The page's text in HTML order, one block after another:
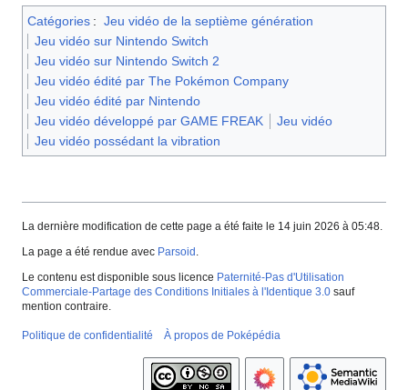
Catégories : Jeu vidéo de la septième génération
Jeu vidéo sur Nintendo Switch
Jeu vidéo sur Nintendo Switch 2
Jeu vidéo édité par The Pokémon Company
Jeu vidéo édité par Nintendo
Jeu vidéo développé par GAME FREAK
Jeu vidéo
Jeu vidéo possédant la vibration
La dernière modification de cette page a été faite le 14 juin 2026 à 05:48.
La page a été rendue avec Parsoid
Le contenu est disponible sous licence Paternité-Pas d'Utilisation
Commerciale-Partage des Conditions Initiales à l'Identique 3.0 sauf
mention contraire.
Politique de confidentialité À propos de Poképédia